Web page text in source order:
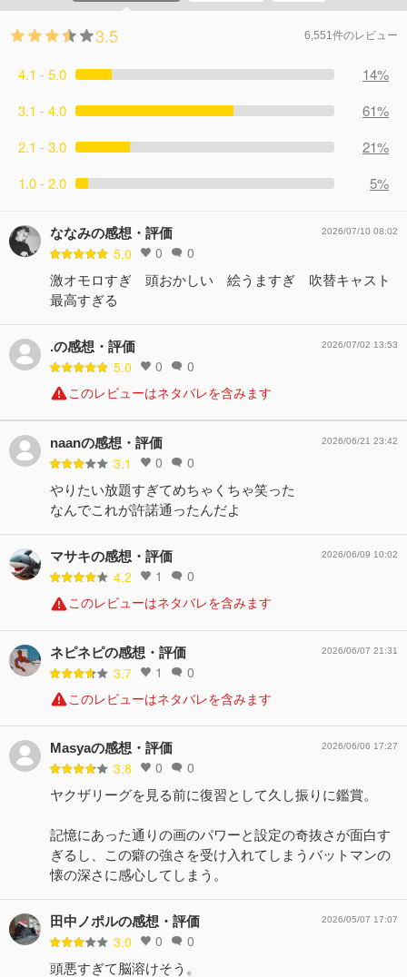
3.5 6,551件のレビュー
4.1 - 5.0
14%
3.1 - 4.0
61%
2.1 - 3.0
21%
1.0 - 2.0
5%
ななみの感想・評価
5.0 0 0
2026/07/10 08:02
激オモロすぎ 頭おかしい 絵うますぎ 吹替キャスト
最高すぎる
.の感想・評価
5.0 0 0
2026/07/02 13:53
このレビューはネタバレを含みます
naanの感想・評価
3.1 0 0
2026/06/21 23:42
やりたい放題すぎてめちゃくちゃ笑った
なんでこれが許諾通ったんだよ
マサキの感想・評価
4.2 1 0
2026/06/09 10:02
このレビューはネタバレを含みます
ネピネピの感想・評価
3.7 1 0
2026/06/07 21:31
このレビューはネタバレを含みます
Masyaの感想・評価
3.8 0 0
2026/06/06 17:27
ヤクザリーグを見る前に復習として久し振りに鑑賞。
記憶にあった通りの画のパワーと設定の奇抜さが面白す
ぎるし、この癖の強さを受け入れてしまうバットマンの
懐の深さに感心してしまう。
田中ノポルの感想・評価
3.0 0 0
2026/05/07 17:07
頭悪すぎて脳溶けそう。